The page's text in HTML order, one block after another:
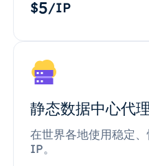
$5/IP
静态数据中心代理
在世界各地使用稳定
IP。